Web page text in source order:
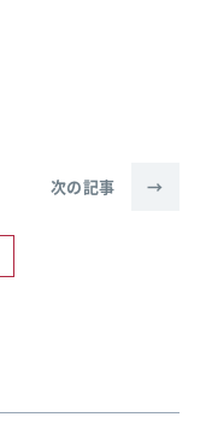
次の記事 →